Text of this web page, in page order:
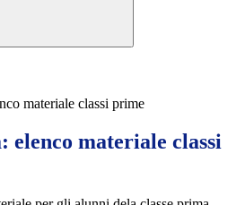
materiale classi prime
elenco materiale classi